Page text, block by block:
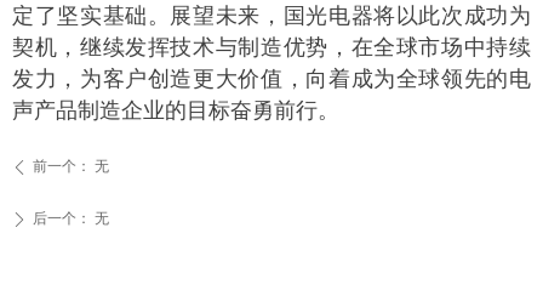
定了坚实基础。展望未来，国光电器将以此次成功为
契机，继续发挥技术与制造优势，在全球市场中持续
发力，为客户创造更大价值，向着成为全球领先的电
声产品制造企业的目标奋勇前行。
ꄴ 前一个： 无
ꄲ 后一个： 无